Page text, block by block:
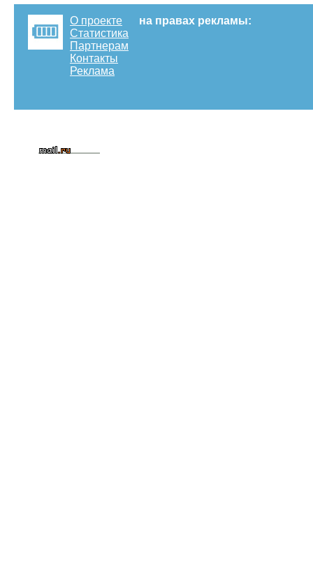
О проекте
Статистика
Партнерам
Контакты
Реклама
на правах рекламы: